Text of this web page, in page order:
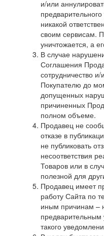
и/или
никакой
своим сервисам.
уничтожается, а
В случае
Соглашения
сотрудничество
Покупателю до
допущенных
причиненных
полном объеме.
Продавец не
отказе в
не публиковать
несоответствия
Товаров или в
полезной для
Продавец имеет
работу Сайта по
иным причинам –
такого